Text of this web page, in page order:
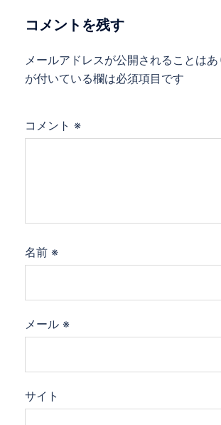
コメントを残す
メールアドレスが公開されることはあ
が付いている欄は必須項目です
コメント ※
名前 ※
メール ※
サイト